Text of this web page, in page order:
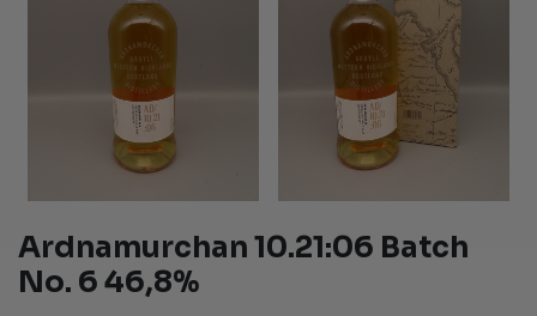
Ardnamurchan 10.21:06 Batch
No. 6 46,8%